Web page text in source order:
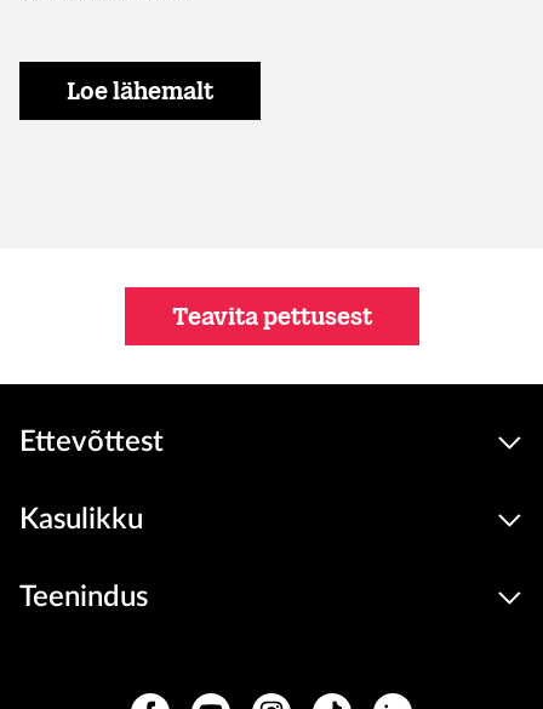
Loe lähemalt
Teavita pettusest
Ettevõttest
Kasulikku
Teenindus